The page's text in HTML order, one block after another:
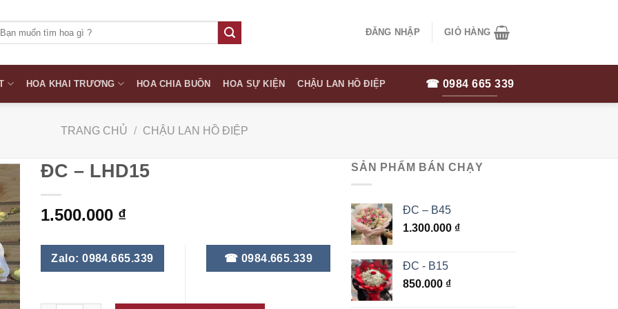
ĐĂNG NHẬP GIỎ HÀNG
HOA KHAI TRƯƠNG HOA CHIA BUỒN HOA SỰ KIỆN CHẬU LAN HỒ ĐIỆP ☎ 0984 665 339
TRANG CHỦ / CHẬU LAN HỒ ĐIỆP
ĐC – LHD15
1.500.000 ₫
Zalo: 0984.665.339 ☎ 0984.665.339
SẢN PHẨM BÁN CHẠY
ĐC – B45
1.300.000 ₫
ĐC - B15
850.000 ₫